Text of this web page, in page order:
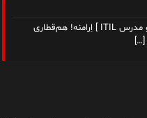
هادی احمدی (سروش): [ نویسنده، شاعر و مدرس ITIL ] اِرامنه! هم‌قطاری
[…]